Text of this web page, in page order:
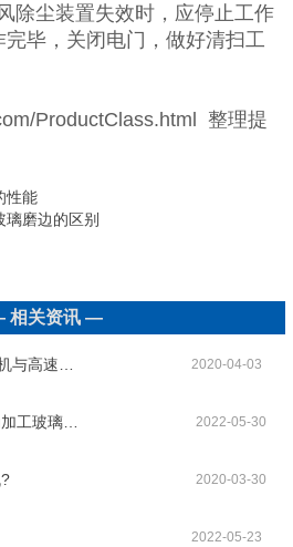
除尘装置失效时，应停止工作
毕，关闭电门，做好清扫工
ProductClass.html 整理提
性能
璃磨边的区别
相关资讯 —
与高速… 2020-04-03
工玻璃… 2022-05-30
2020-03-30
2022-05-23